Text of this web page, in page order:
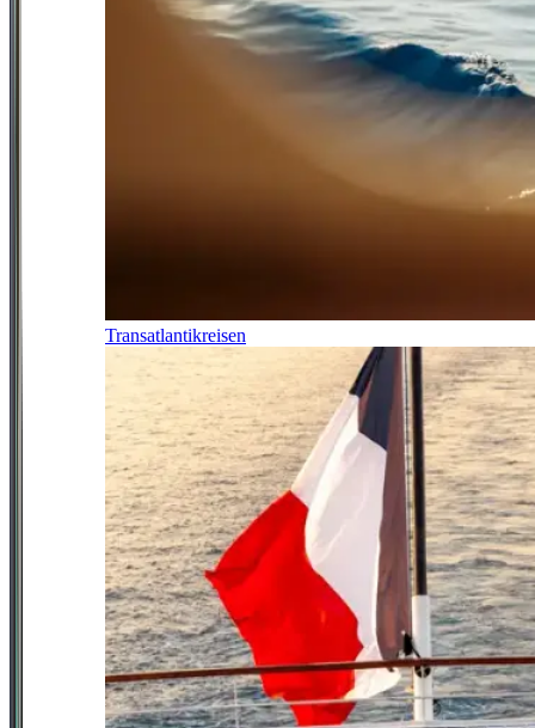
Transatlantikreisen